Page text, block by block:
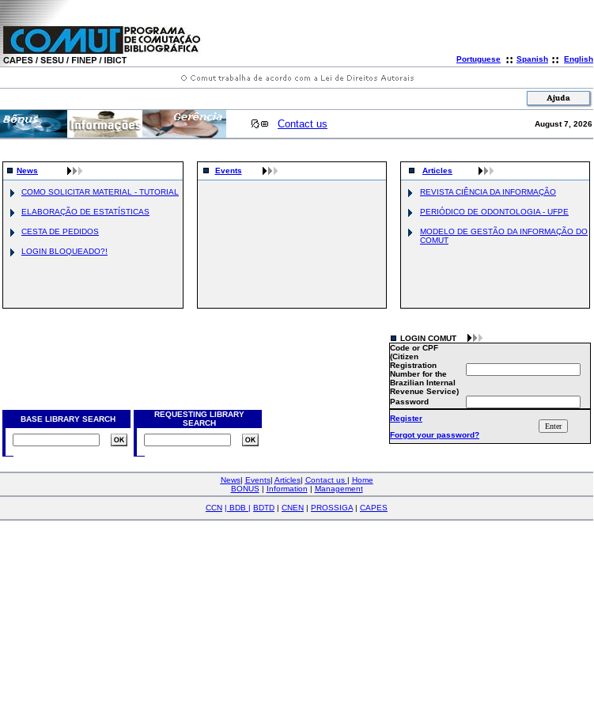
Portuguese :: Spanish :: English
Contact us August 7, 2026
News
COMO SOLICITAR MATERIAL - TUTORIAL
ELABORAÇÃO DE ESTATÍSTICAS
CESTA DE PEDIDOS
LOGIN BLOQUEADO?!
Events Articles
REVISTA CIÊNCIA DA INFORMAÇÃO
PERIÓDICO DE ODONTOLOGIA - UFPE
MODELO DE GESTÃO DA INFORMAÇÃO DO
COMUT
BASE LIBRARY SEARCH
REQUESTING LIBRARY
SEARCH
LOGIN COMUT
Code or CPF
(Citizen
Registration
Number for the
Brazilian Internal
Revenue Service)
Password
Register
Forgot your password?
News| Events| Articles| Contact us | Home
BONUS| Information | Management
CCN | BDB | BDTD | CNEN | PROSSIGA | CAPES